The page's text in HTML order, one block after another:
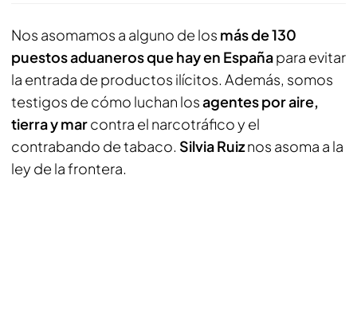
Nos asomamos a alguno de los más de 130
puestos aduaneros que hay en Españapara evitar
la entrada de productos ilícitos. Además, somos
testigos de cómo luchan losagentes por aire,
tierra y marcontra el narcotráfico y el
contrabando de tabaco. Silvia Ruiznos asoma a la
ley de la frontera.